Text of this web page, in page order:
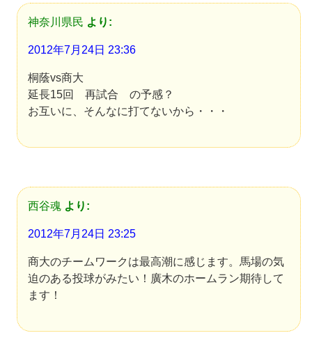
神奈川県民 より:
2012年7月24日 23:36
桐蔭vs商大
延長15回 再試合 の予感？
お互いに、そんなに打てないから・・・
西谷魂 より:
2012年7月24日 23:25
商大のチームワークは最高潮に感じます。馬場の気
迫のある投球がみたい！廣木のホームラン期待して
ます！